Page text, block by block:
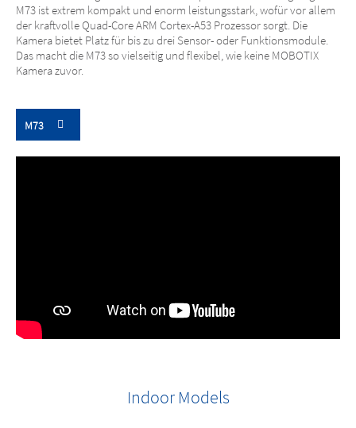
M73 ist extrem kompakt und enorm leistungsstark, wofür vor allem
der kraftvolle Quad-Core ARM Cortex-A53 Prozessor sorgt. Die
Kamera bietet Platz für bis zu drei Sensor- oder Funktionsmodule.
Das macht die M73 so vielseitig und flexibel, wie keine MOBOTIX
Kamera zuvor.
M73
Indoor Models